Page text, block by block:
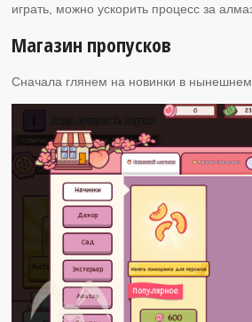
играть, можно ускорить процесс за
Магазин пропусков
Сначала глянем на новинки в нынешнем